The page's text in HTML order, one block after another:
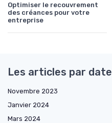
Optimiser le recouvrement
des créances pour votre
entreprise
Les articles par date
Novembre 2023
Janvier 2024
Mars 2024